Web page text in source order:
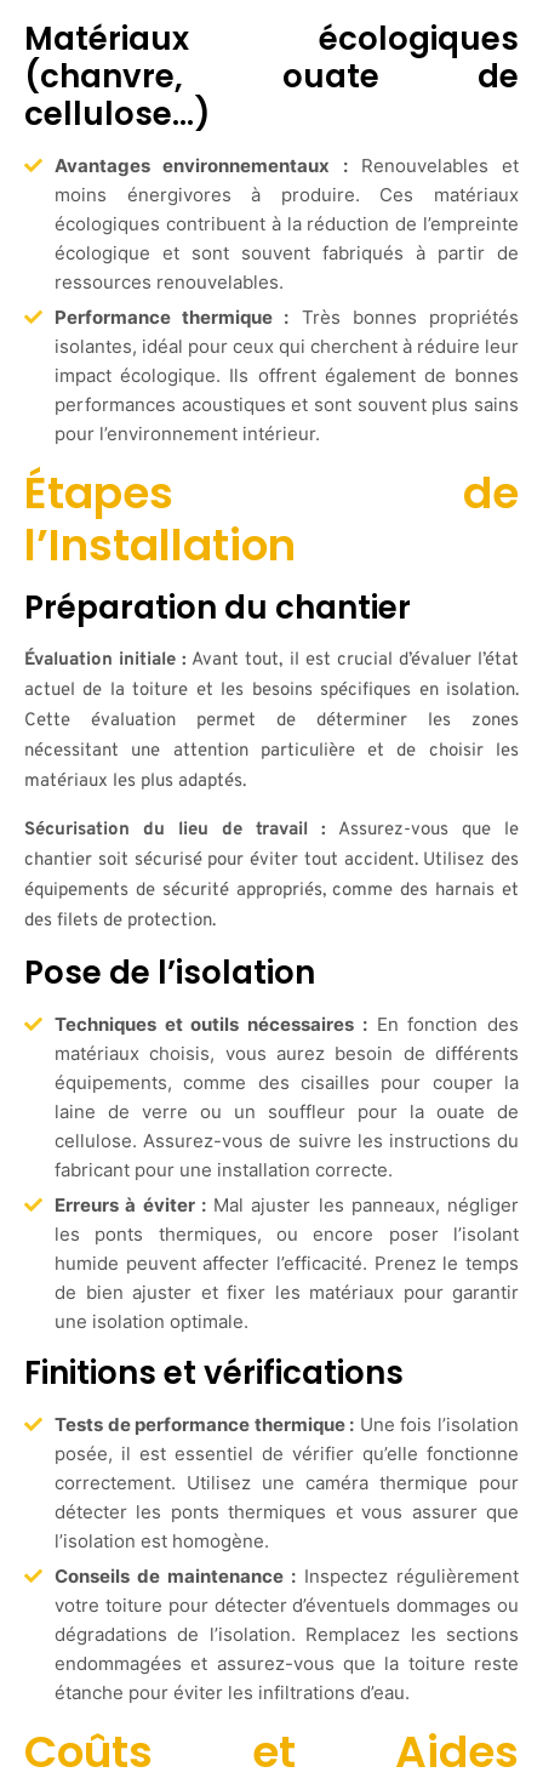
Matériaux écologiques
(chanvre, ouate de
cellulose…)
Avantages environnementaux :Renouvelables et
moins énergivores à produire. Ces matériaux
écologiques contribuent à la réduction de l’empreinte
écologique et sont souvent fabriqués à partir de
ressources renouvelables.
Performance thermique : Très bonnes propriétés
isolantes, idéal pour ceux qui cherchent à réduire leur
impact écologique. Ils offrent également de bonnes
performances acoustiques et sont souvent plus sains
pour l’environnement intérieur.
Étapes de
l’Installation
Préparation du chantier
Évaluation initiale : Avant tout, il est crucial d’évaluer l’état
actuel de la toiture et les besoins spécifiques en isolation.
Cette évaluation permet de déterminer les zones
nécessitant une attention particulière et de choisir les
matériaux les plus adaptés.
Sécurisation du lieu de travail : Assurez-vous que le
chantier soit sécurisé pour éviter tout accident. Utilisez des
équipements de sécurité appropriés, comme des harnais et
des filets de protection.
Pose de l’isolation
Techniques et outils nécessaires :En fonction des
matériaux choisis, vous aurez besoin de différents
équipements, comme des cisailles pour couper la
laine de verre ou un souffleur pour la ouate de
cellulose. Assurez-vous de suivre les instructions du
fabricant pour une installation correcte.
Erreurs à éviter :Mal ajuster les panneaux, négliger
les ponts thermiques, ou encore poser l’isolant
humide peuvent affecter l’efficacité. Prenez le temps
de bien ajuster et fixer les matériaux pour garantir
une isolation optimale.
Finitions et vérifications
Tests de performance thermique : Une fois l’isolation
posée, il est essentiel de vérifier qu’elle fonctionne
correctement. Utilisez une caméra thermique pour
détecter les ponts thermiques et vous assurer que
l’isolation est homogène.
Conseils de maintenance : Inspectez régulièrement
votre toiture pour détecter d’éventuels dommages ou
dégradations de l’isolation. Remplacez les sections
endommagées et assurez-vous que la toiture reste
étanche pour éviter les infiltrations d’eau.
Coûts et Aides